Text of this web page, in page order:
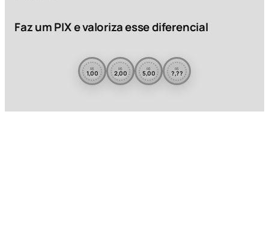
Faz um PIX e valoriza esse diferencial
R$
1,00 R$
2,00 R$
5,00 R$
?,??